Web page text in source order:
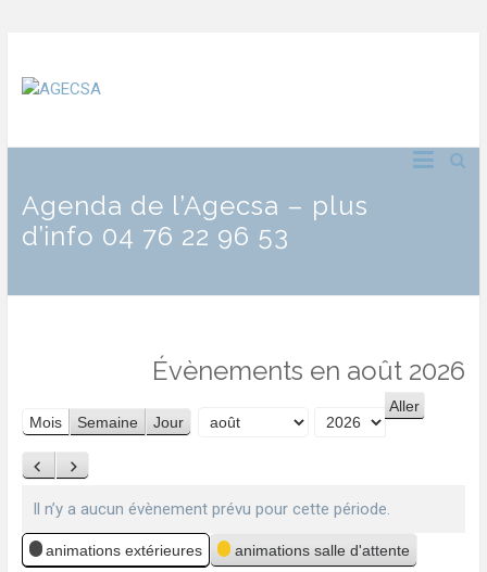
Agenda de l’Agecsa – plus
d’info 04 76 22 96 53
Évènements en août 2026
Mois Semaine Jour
Précédent
Suivant
Il n’y a aucun évènement prévu pour cette période.
Catégories
animations extérieures animations salle d'attente